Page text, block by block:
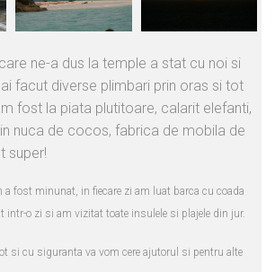
ne-a dus la temple a stat cu noi si
facut diverse plimbari prin oras si tot
fost la piata plutitoare, calarit elefanti,
nuca de cocos, fabrica de mobila de
super!
a fost minunat, in fiecare zi am luat barca cu coada
intr-o zi si am vizitat toate insulele si plajele din jur.
si cu siguranta va vom cere ajutorul si pentru alte